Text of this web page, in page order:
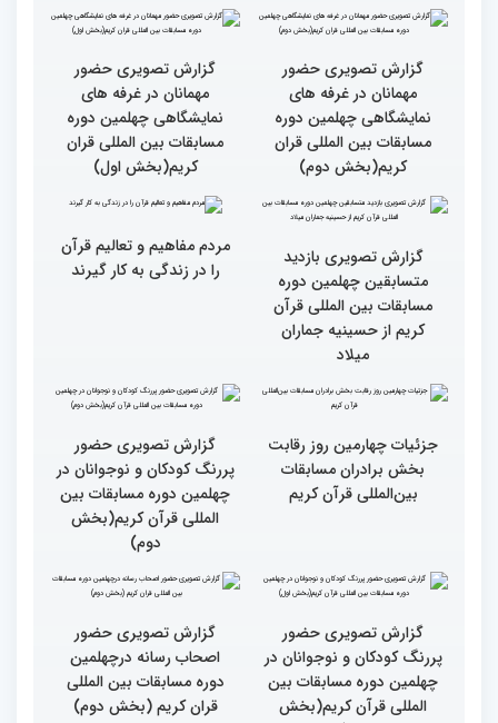
گزارش تصویری سومین روز
رقابت بخش بانوان چهلمین
دوره مسابقات بین المللی
قرآن کریم (بخش دوم)
گزارش تصویری سومین روز
رقابت بخش بانوان چهلمین
دوره مسابقات بین المللی
قرآن کریم (بخش اول)
مهمانان در غرفه های
نمایشگاهی چهلمین دوره
مسابقات بین المللی قران
کریم(بخش دوم)
گزارش تصویری حضور
مهمانان در غرفه های
نمایشگاهی چهلمین دوره
متسابقین چهلمین دوره
مسابقات بین المللی قرآن
کریم از حسینیه جماران
مردم مفاهیم و تعالیم قرآن
را در زندگی به کار گیرند
بخش برادران مسابقات
بین‌المللی قرآن کریم
پررنگ کودکان و نوجوانان در
چهلمین دوره مسابقات بین
المللی قرآن کریم(بخش
دوم)